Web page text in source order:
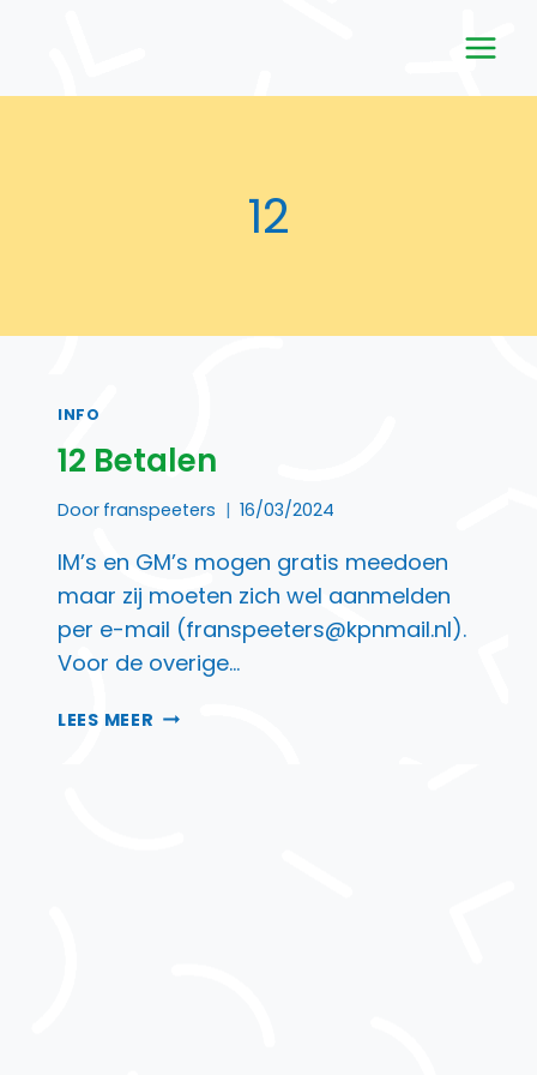
12
INFO
12 Betalen
Door franspeeters 16/03/2024
IM’s en GM’s mogen gratis meedoen
maar zij moeten zich wel aanmelden
per e-mail (franspeeters@kpnmail.nl).
Voor de overige…
LEES MEER 12